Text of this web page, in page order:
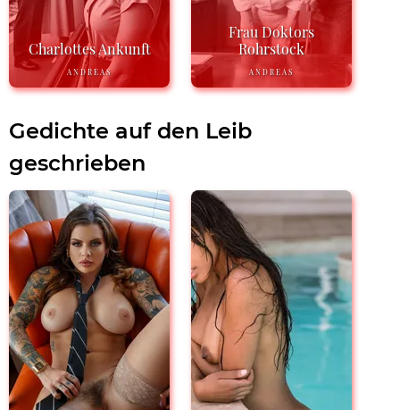
Charlottes Ankunft
ANDREAS
Frau Doktors
Rohrstock
ANDREAS
Gedichte auf den Leib
geschrieben